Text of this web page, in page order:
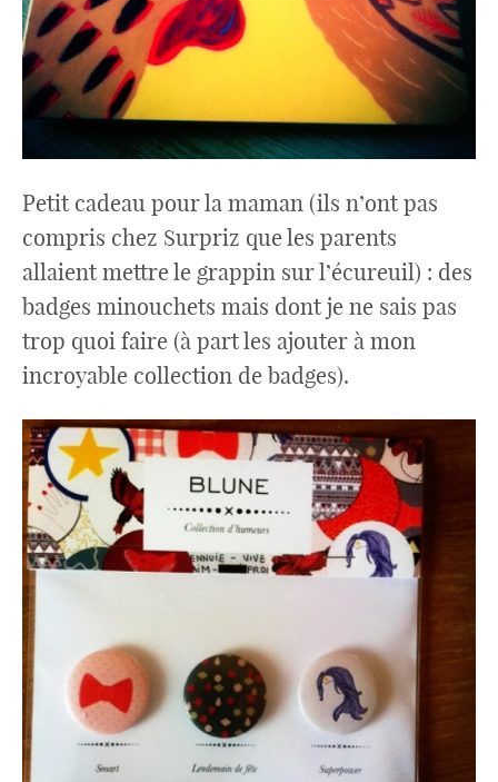
Petit cadeau pour la maman (ils n’ont pas
compris chez Surpriz que les parents
allaient mettre le grappin sur l’écureuil) : des
badges minouchets mais dont je ne sais pas
trop quoi faire (à part les ajouter à mon
incroyable collection de badges).